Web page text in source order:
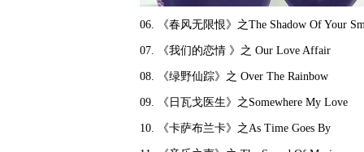
06. 《春风无限恨》之The Shadow Of Your
07. 《我们的恋情 》之 Our Love Affair
08. 《绿野仙踪》之 Over The Rainbow
09. 《日瓦戈医生》之Somewhere My Love
10. 《卡萨布兰卡》之As Time Goes By